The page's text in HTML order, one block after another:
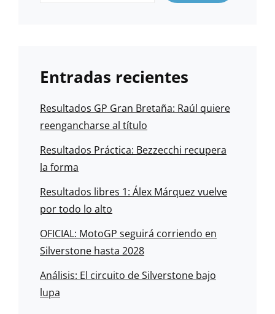
Entradas recientes
Resultados GP Gran Bretaña: Raúl quiere
reengancharse al título
Resultados Práctica: Bezzecchi recupera
la forma
Resultados libres 1: Álex Márquez vuelve
por todo lo alto
OFICIAL: MotoGP seguirá corriendo en
Silverstone hasta 2028
Análisis: El circuito de Silverstone bajo
lupa